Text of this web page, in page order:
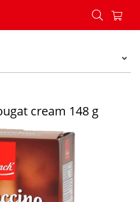
nougat cream 148 g -
cream 148 g